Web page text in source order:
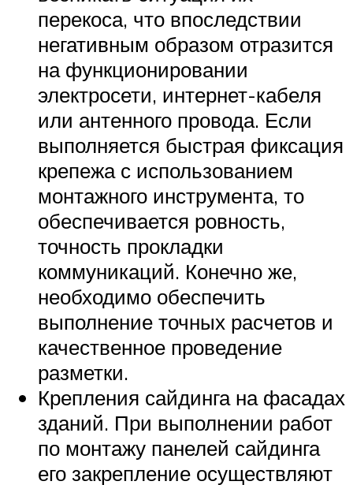
перекоса, что впоследствии
негативным образом отразится
на функционировании
электросети, интернет-кабеля
или антенного провода. Если
выполняется быстрая фиксация
крепежа с использованием
монтажного инструмента, то
обеспечивается ровность,
точность прокладки
коммуникаций. Конечно же,
необходимо обеспечить
выполнение точных расчетов и
качественное проведение
разметки.
Крепления сайдинга на фасадах
зданий. При выполнении работ
по монтажу панелей сайдинга
его закрепление осуществляют